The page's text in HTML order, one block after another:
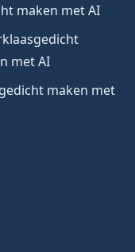
maken met AI
met AI
maken met